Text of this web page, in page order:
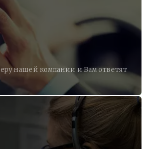
нашей компании и Вам ответят